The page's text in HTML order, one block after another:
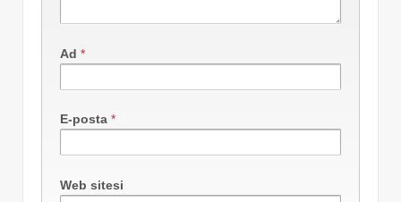
Ad *
E-posta *
Web sitesi